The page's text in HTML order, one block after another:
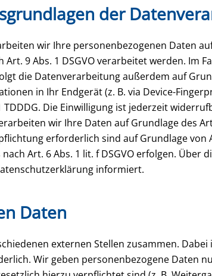
der
wir Ihre personenbezogenen Daten
9 Abs. 1 DSGVO verarbeitet werden. Im
die Datenverarbeitung außerdem auf
in Ihr Endgerät (z. B. via Device-
Die Einwilligung ist jederzeit
wir Ihre Daten auf Grundlage des
erforderlich sind auf Grundlage von
Art. 6 Abs. 1 lit. f DSGVO erfolgen. Über
informiert.
Daten
externen Stellen zusammen.
Wir geben personenbezogene Daten